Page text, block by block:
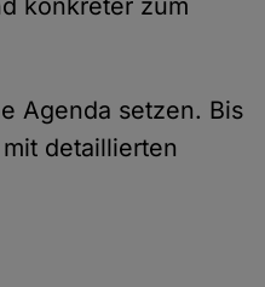
konkreter zum
Agenda setzen. Bis
detaillierten